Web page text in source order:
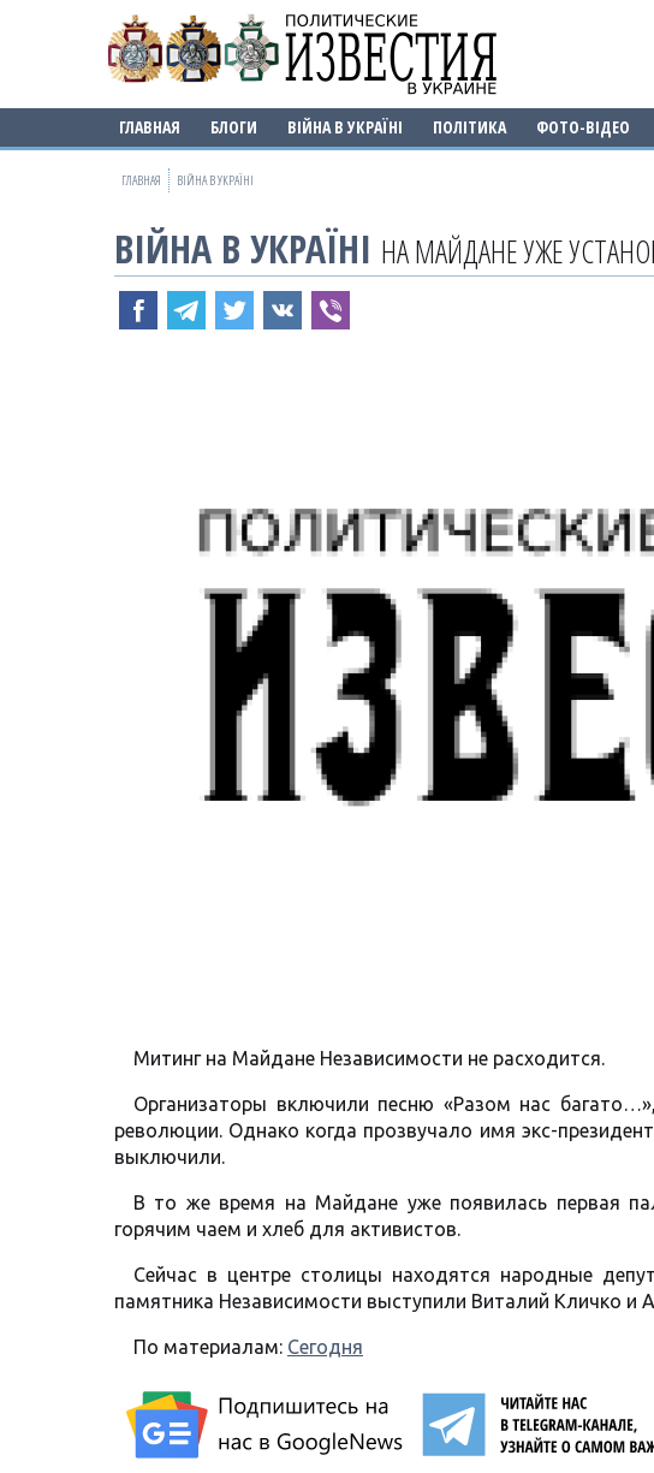
ГЛАВНАЯ БЛОГИ ВІЙНА В УКРАЇНІ ПОЛІТИКА ФОТО-ВІДЕО
ГЛАВНАЯ ВІЙНА В УКРАЇНІ
ВІЙНА В УКРАЇНІ НА МАЙДАНЕ УЖЕ
Митинг на Майдане Независимости не расходится.
Организаторы включили песню «Разом нас
революции. Однако когда прозвучало имя экс-
выключили.
В то же время на Майдане уже появилась первая
горячим чаем и хлеб для активистов.
Сейчас в центре столицы находятся народные
памятника Независимости выступили Виталий Кличко и
По материалам: Сегодня